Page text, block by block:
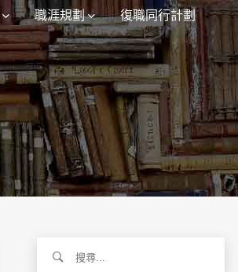
職涯規劃 復職同行計劃